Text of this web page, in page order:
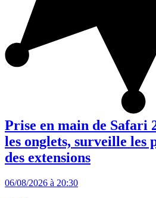
Prise en main de Safari
les onglets, surveille les
des extensions
06/08/2026 à 20:30